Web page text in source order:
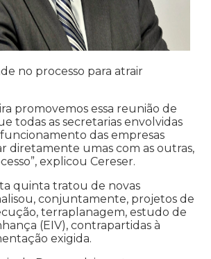
no processo para atrair
promovemos essa reunião de
todas as secretarias envolvidas
das empresas
diretamente umas com as outras,
explicou Cereser.
quinta tratou de novas
conjuntamente, projetos de
terraplanagem, estudo de
(EIV), contrapartidas à
exigida.